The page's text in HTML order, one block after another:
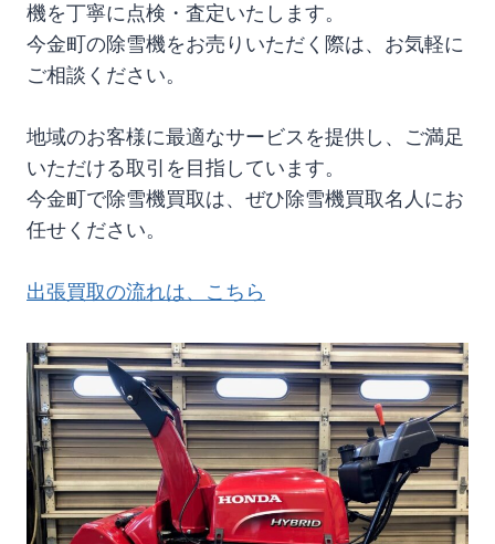
機を丁寧に点検・査定いたします。
今金町の除雪機をお売りいただく際は、お気軽に
ご相談ください。
地域のお客様に最適なサービスを提供し、ご満足
いただける取引を目指しています。
今金町で除雪機買取は、ぜひ除雪機買取名人にお
任せください。
出張買取の流れは、こちら